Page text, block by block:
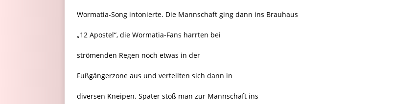
Wormatia-Song intonierte. Die Mannschaft ging dann ins Brauhaus
„12 Apostel“, die Wormatia-Fans harrten bei
strömenden Regen noch etwas in der
Fußgängerzone aus und verteilten sich dann in
diversen Kneipen. Später stoß man zur Mannschaft ins